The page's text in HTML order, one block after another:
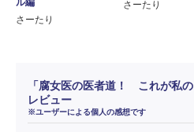
さーたり
さーたり
「腐女医の医者道！ これが私
レビュー
※ユーザーによる個人の感想です